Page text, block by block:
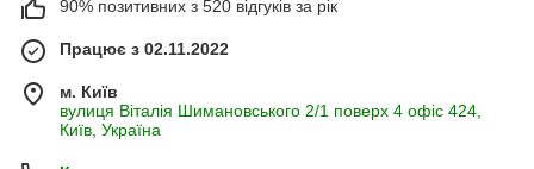
90% позитивних з 520 відгуків за рік
Працює з 02.11.2022
м. Київ
вулиця Віталія Шимановського 2/1 поверх 4 офіс 424,
Київ, Україна